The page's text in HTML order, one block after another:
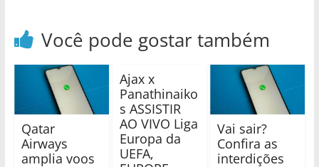
Você pode gostar também
Qatar
Airways
amplia voos
Ajax x
Panathinaiko
s ASSISTIR
AO VIVO Liga
Europa da
UEFA,
Vai sair?
Confira as
interdições